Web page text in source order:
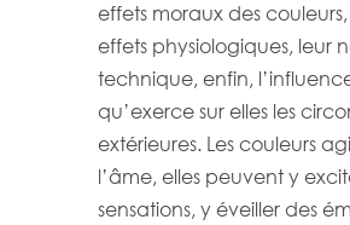
effets moraux des couleurs,
effets physiologiques, leur
technique, enfin,
qu’exerce sur elles les
extérieures. Les couleurs
l’âme, elles peuvent y
sensations, y éveiller des